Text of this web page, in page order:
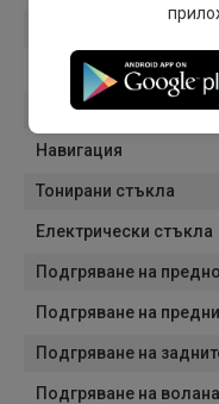
Електрически
Автоматично
Лети джанти
Навигация
Тонирани стъкла
Електрически стъкла
Подгряване на
Подгряване на
Подгряване на
Подгряване на волана